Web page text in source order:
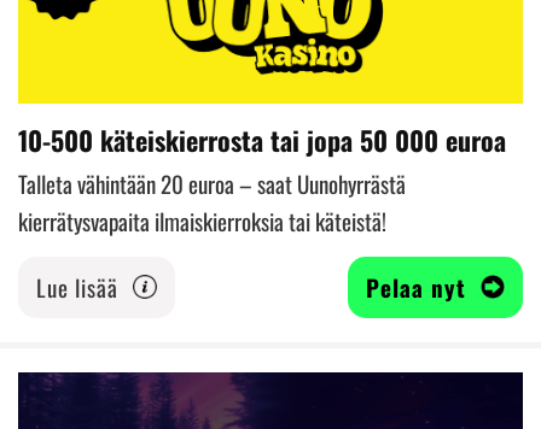
10-500 käteiskierrosta tai jopa 50 000 euroa
Talleta vähintään 20 euroa – saat Uunohyrrästä
kierrätysvapaita ilmaiskierroksia tai käteistä!
Lue lisää
Pelaa nyt